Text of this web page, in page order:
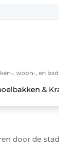
design en
, woon-, en
&
door de stad